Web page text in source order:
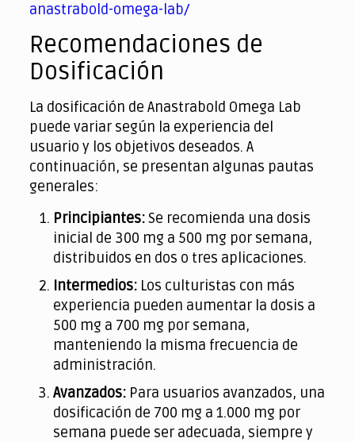
anastrabold-omega-lab/
Recomendaciones de
Dosificación
La dosificación de Anastrabold Omega Lab
puede variar según la experiencia del
usuario y los objetivos deseados. A
continuación, se presentan algunas pautas
generales:
Principiantes:Se recomienda una dosis
inicial de 300 mg a 500 mg por semana,
distribuidos en dos o tres aplicaciones.
Intermedios:Los culturistas con más
experiencia pueden aumentar la dosis a
500 mg a 700 mg por semana,
manteniendo la misma frecuencia de
administración.
Avanzados:Para usuarios avanzados, una
dosificación de 700 mg a 1.000 mg por
semana puede ser adecuada, siempre y